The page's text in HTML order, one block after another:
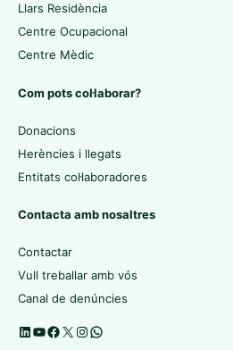
Llars Residència
Centre Ocupacional
Centre Mèdic
Com pots col·laborar?
Donacions
Herències i llegats
Entitats col·laboradores
Contacta amb nosaltres
Contactar
Vull treballar amb vós
Canal de denúncies